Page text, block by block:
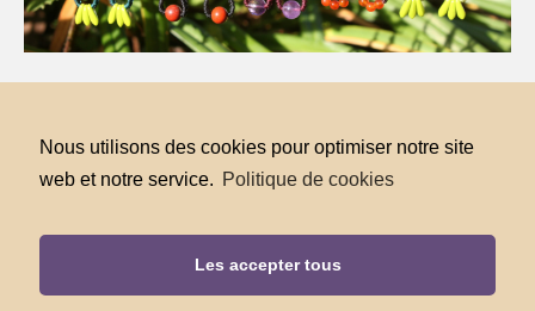
Nous utilisons des cookies pour optimiser notre site
web et notre service. Politique de cookies
Les accepter tous
Serres sur arget, Ariège, Pyrénées
Siret : 85131917800014